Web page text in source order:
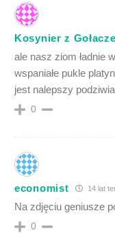
Kosynier z
ale nasz ziom ładnie
wspaniałe pukle
jest nalepszy
0
economist 14 lat
Na zdjęciu geniusze
0